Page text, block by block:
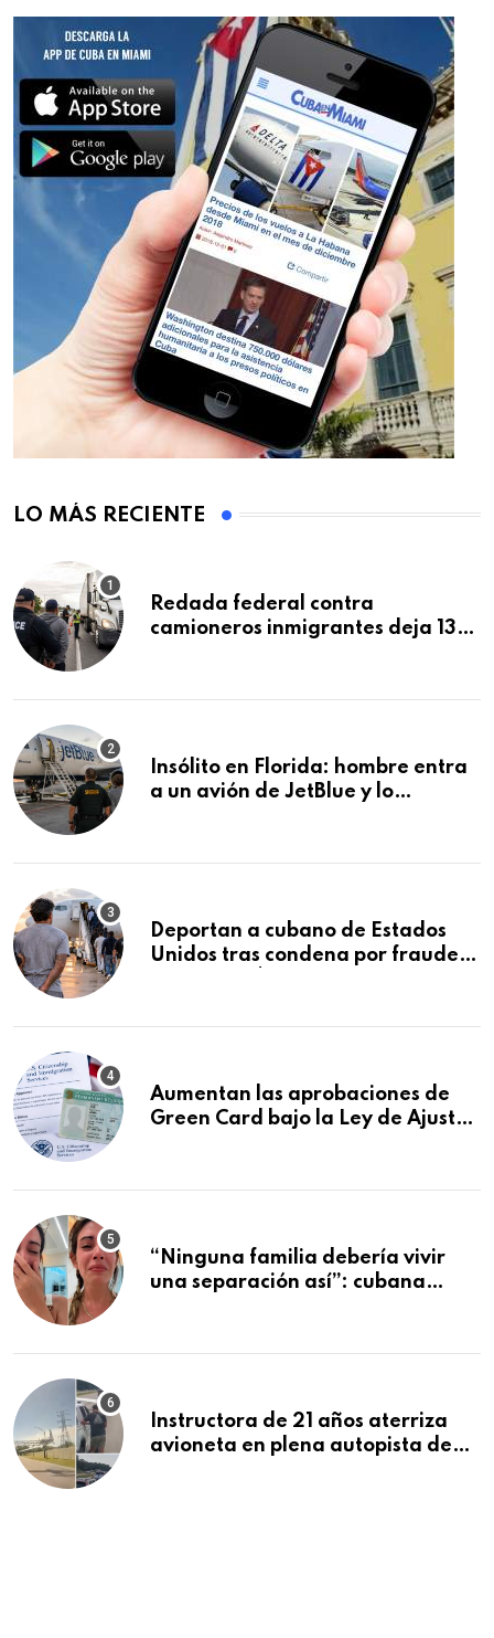
LO MÁS RECIENTE
Redada federal contra
camioneros inmigrantes deja 137
Insólito en Florida: hombre entra
a un avión de JetBlue y lo
Deportan a cubano de Estados
Unidos tras condena por fraude
Aumentan las aprobaciones de
Green Card bajo la Ley de Ajuste
“Ninguna familia debería vivir
una separación así”: cubana
Cancún
Instructora de 21 años aterriza
avioneta en plena autopista de